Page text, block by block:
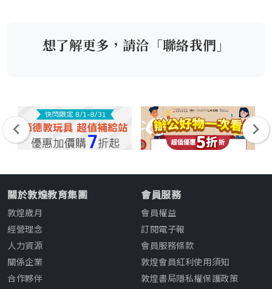
想了解更多，請洽「聯絡我們」
關於敦煌教育集團
敦煌歲月
經營理念
人力資源
關係企業
合作夥伴
會員服務
會員權益
訂閱電子報
會員服務條款
敦煌會員紅利使用須知
敦煌書局隱私權保護政策